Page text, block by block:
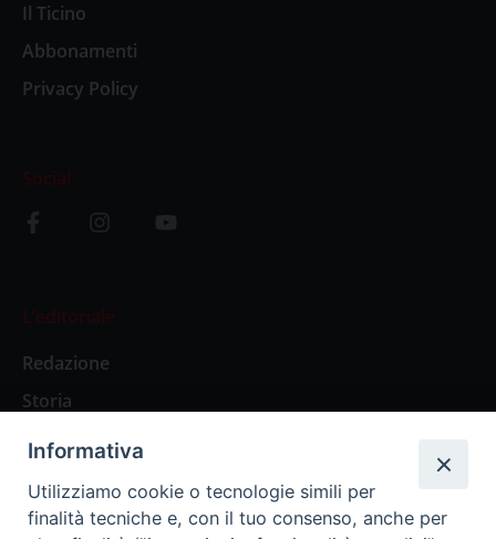
Il Ticino
Abbonamenti
Privacy Policy
Social
L’editoriale
Redazione
Storia
Abbonamenti
Informativa
Utilizziamo cookie o tecnologie simili per
finalità tecniche e, con il tuo consenso, anche per